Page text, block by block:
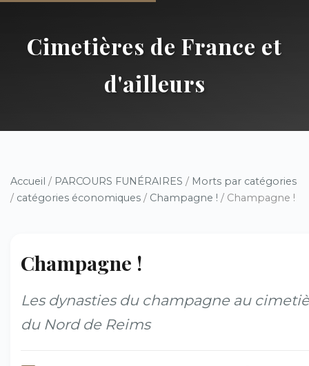
Cimetières de France et
d'ailleurs
Accueil / PARCOURS FUNÉRAIRES / Morts par catégories
/ catégories économiques / Champagne ! / Champagne !
Champagne !
Les dynasties du champagne au
du Nord de Reims